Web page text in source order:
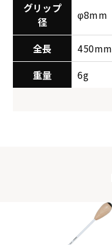
グリップ
径
φ8mm
全長
450mm
重量
6g